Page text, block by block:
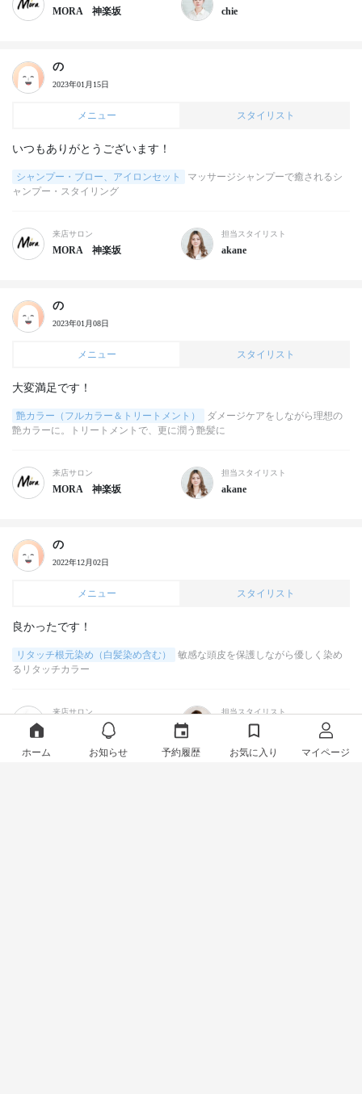
MORA 神楽坂 chie
の
2023年01月15日
メニュー スタイリスト
いつもありがとうございます！
シャンプー・ブロー、アイロンセット
マッサージシャンプーで癒されるシ
ャンプー・スタイリング
来店サロン
MORA 神楽坂
担当スタイリスト
akane
の
2023年01月08日
メニュー スタイリスト
大変満足です！
艶カラー（フルカラー＆トリートメント）
ダメージケアをしながら理想の
艶カラーに。トリートメントで、更に潤う艶髪に
来店サロン
MORA 神楽坂
担当スタイリスト
akane
の
2022年12月02日
メニュー スタイリスト
良かったです！
リタッチ根元染め（白髪染め含む）
敏感な頭皮を保護しながら優しく染め
るリタッチカラー
来店サロン
Ke’International
担当スタイリスト
Akemi
ホーム お知らせ 予約履歴 お気に入り マイページ